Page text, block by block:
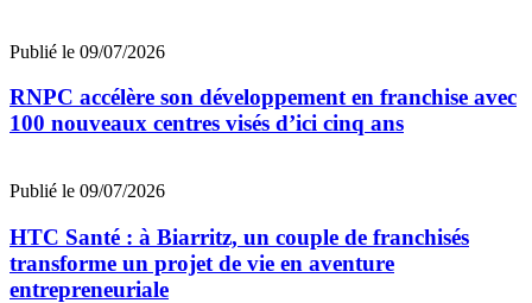
Publié le 09/07/2026
RNPC accélère son développement en franchise avec
100 nouveaux centres visés d’ici cinq ans
Publié le 09/07/2026
HTC Santé : à Biarritz, un couple de franchisés
transforme un projet de vie en aventure
entrepreneuriale